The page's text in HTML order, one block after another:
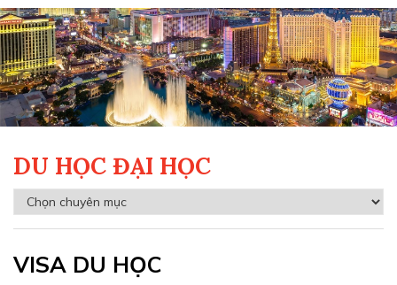
DU HỌC ĐẠI HỌC
VISA DU HỌC